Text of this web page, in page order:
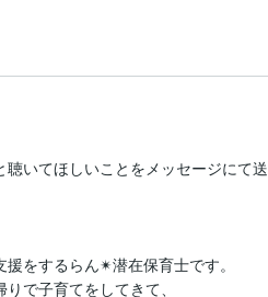
聴いてほしいことをメッセージにて送
をするらん✴潜在保育士です。
で子育てをしてきて、